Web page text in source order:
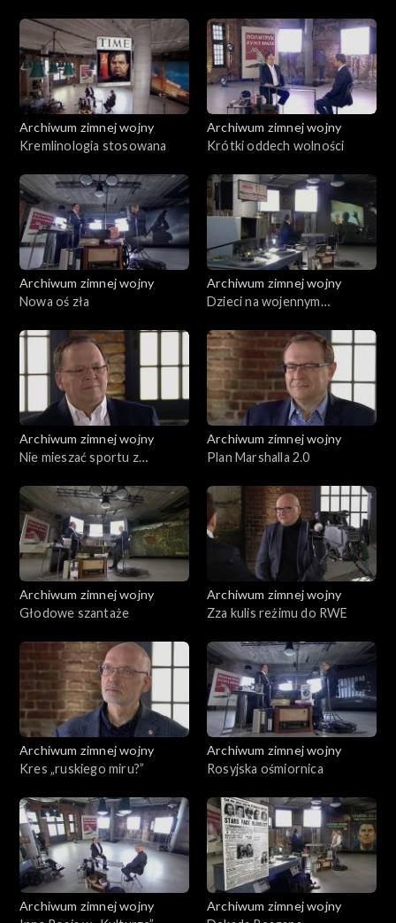
Archiwum zimnej wojny
Kremlinologia stosowana
Archiwum zimnej wojny
Krótki oddech wolności
Archiwum zimnej wojny
Nowa oś zła
Archiwum zimnej wojny
Dzieci na wojennym
Archiwum zimnej wojny
Nie mieszać sportu z
Archiwum zimnej wojny
Plan Marshalla 2.0
Archiwum zimnej wojny
Głodowe szantaże
Archiwum zimnej wojny
Zza kulis reżimu do RWE
Archiwum zimnej wojny
Kres „ruskiego miru?”
Archiwum zimnej wojny
Rosyjska ośmiornica
Archiwum zimnej wojny
Archiwum zimnej wojny